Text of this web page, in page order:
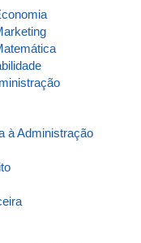
à Administração